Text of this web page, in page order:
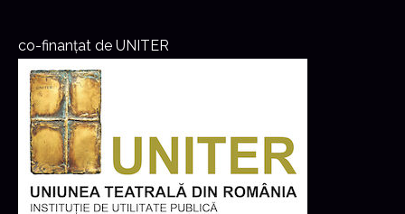
co-finanțat de UNITER